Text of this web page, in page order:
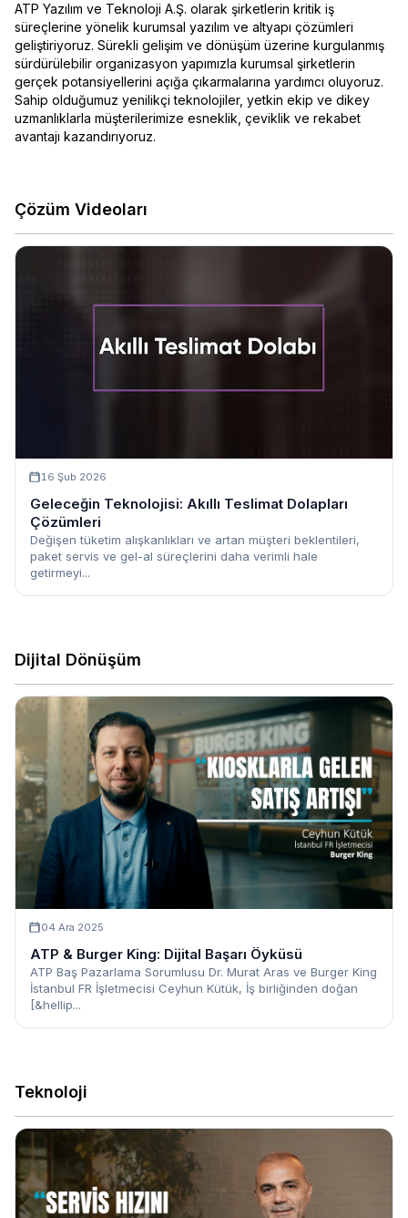
ATP Yazılım ve Teknoloji A.Ş. olarak şirketlerin kritik iş
süreçlerine yönelik kurumsal yazılım ve altyapı çözümleri
geliştiriyoruz. Sürekli gelişim ve dönüşüm üzerine kurgulanmış
sürdürülebilir organizasyon yapımızla kurumsal şirketlerin
gerçek potansiyellerini açığa çıkarmalarına yardımcı oluyoruz.
Sahip olduğumuz yenilikçi teknolojiler, yetkin ekip ve dikey
uzmanlıklarla müşterilerimize esneklik, çeviklik ve rekabet
avantajı kazandırıyoruz.
Çözüm Videoları
16 Şub 2026
Geleceğin Teknolojisi: Akıllı Teslimat Dolapları
Çözümleri
Değişen tüketim alışkanlıkları ve artan müşteri beklentileri,
paket servis ve gel-al süreçlerini daha verimli hale
getirmeyi...
Dijital Dönüşüm
04 Ara 2025
ATP & Burger King: Dijital Başarı Öyküsü
ATP Baş Pazarlama Sorumlusu Dr. Murat Aras ve Burger King
İstanbul FR İşletmecisi Ceyhun Kütük, İş birliğinden doğan
[&hellip...
Teknoloji